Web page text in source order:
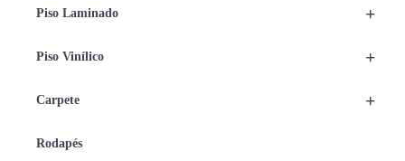
+
Piso Laminado
+
Piso Vinílico
+
Carpete
Rodapés